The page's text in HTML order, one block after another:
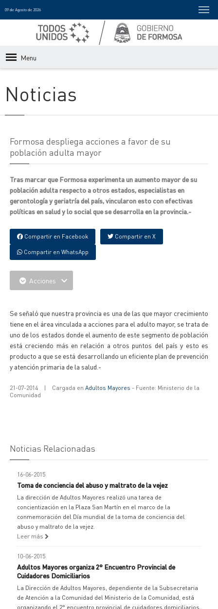
09 de Agosto de 2026
Menu
Noticias
Formosa despliega acciones a favor de su
población adulta mayor
Tras marcar que Formosa experimenta un aumento mayor de su
población adulta respecto a otros estados, especialistas en
gerontología y geriatría del país, vincularon esto con efectivas
políticas en salud y lo social que se desarrolla en la provincia.-
Compartir en Facebook Compartir en X
Compartir en WhatsApp
Acciones
Se señaló que nuestra provincia es una de las que mayor crecimiento
tiene en el área vinculada a acciones para el adulto mayor, se trata de
uno de los estados donde el aumento de este segmento de población
está creciendo más en relación a otros puntos del país y esto es
producto a que se está desarrollando un eficiente plan de prevención
y atención primaria de la salud.-
21-07-2014 | Cargada en Adultos Mayores - Fuente: Ministerio de la
Comunidad
Noticias Relacionadas
16-06-2015
Toma de conciencia del abuso y maltrato de la vejez
La dirección de Adultos Mayores realizó una tarea de
concientización en la Plaza San Martín en el marco de la
conmemoración del Día mundial de la toma de conciencia del
abuso y maltrato de la vejez.
Leer más
10-06-2015
Adultos Mayores organiza 2° Encuentro Provincial de
Cuidadores Domiciliarios
La Dirección de Adultos Mayores, dependiente de la Subsecretaria
de Atención a la Comunidad del Ministerio de la Comunidad, está
organizando el 2° encuentro provincial de cuidadores domiciliarios.